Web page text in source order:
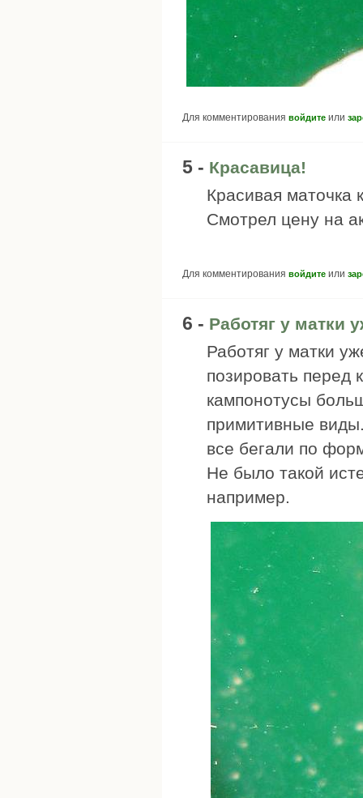
Для комментирования войдите или
5 - Красавица!
Красивая маточка
Смотрел цену на
Для комментирования войдите или
6 - Работяг у матки
Работяг у матки
позировать перед
кампонотусы
примитивные
все бегали по
Не было такой
например.